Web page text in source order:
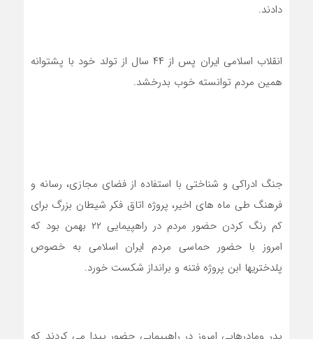
دادند.
انقلاب اسلامی ایران پس از ۴۴ سال از تولد خود با پشتوانه
همین مردم توانسته خوب بدرخشد.
جنگ ادراکی و شناختی با استفاده از فضای مجازی، رسانه و
فرهنگ طی ماه های اخیر، پروژه اتاق فکر شیطان بزرگ برای
کم رنگ کردن حضور مردم در راهپیمایی ۲۲ بهمن بود که
امروز با حضور حماسی مردم ایران اسلامی به خصوص
پلدختریها ابن پروژه فتنه و برانداز شکست خورد.